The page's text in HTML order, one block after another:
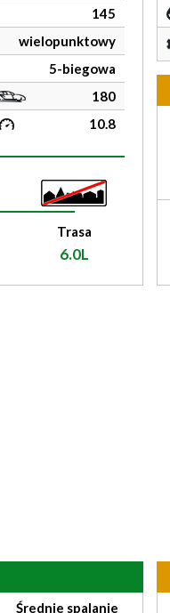
145
wielopunktowy
5-biegowa
180
10.8
Trasa
6.0L
Średnie spalanie